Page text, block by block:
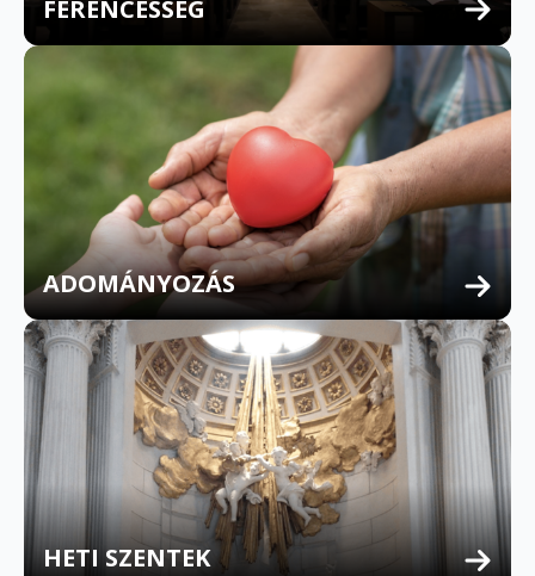
FERENCESSÉG
MULTILINGUAL CONFESSION
ADOMÁNYOZÁS
HETI SZENTEK